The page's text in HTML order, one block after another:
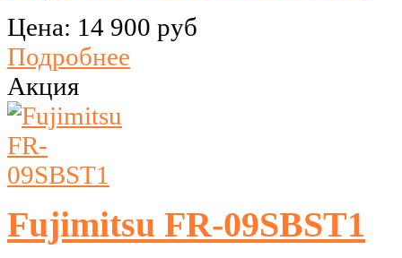
Цена: 14 900 руб
Подробнее
Акция
Fujimitsu FR-09SBST1